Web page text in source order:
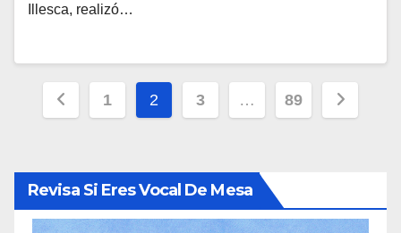
Illesca, realizó…
Paginación
entradas
1 2 3 … 89
Revisa Si Eres Vocal De Mesa